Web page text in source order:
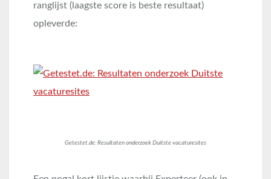
ranglijst (laagste score is beste resultaat)
opleverde:
Getestet.de: Resultaten onderzoek Duitste vacaturesites